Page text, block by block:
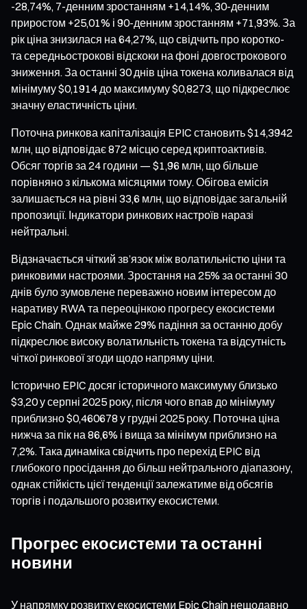
-28,74%, 7-денним зростанням +14,14%, 30-денним
приростом +25,01% і 90-денним зростанням +71,93%. За
рік ціна знизилася на 64,27%, що свідчить про коротко-
та середньострокові відскоки на фоні довгострокового
зниження. За останні 30 днів ціна токена коливалася від
мінімуму $0,1914 до максимуму $0,8273, що підкреслює
значну еластичність ціни.
Поточна ринкова капіталізація EPIC становить $14,3942
млн, що відповідає 872 місцю серед криптоактивів.
Обсяг торгів за 24 години — $1,96 млн, що більше
порівняно з кількома місяцями тому. Обігова емісія
залишається на рівні 33,6 млн, що відповідає загальній
пропозиції. Індикатори ринкових настроїв наразі
нейтральні.
Відзначається чіткий зв’язок між волатильністю ціни та
ринковими настроями. Зростання на 25% за останні 30
днів було зумовлене переважно новим інтересом до
наративу RWA та переоцінкою прогресу екосистеми
Epic Chain. Однак майже 29% падіння за останню добу
підкреслює високу волатильність токена та відсутність
чіткої ринкової згоди щодо напряму ціни.
Історично EPIC досяг історичного максимуму близько
$3,20 у серпні 2025 року, після чого впав до мінімуму
приблизно $0,460678 у грудні 2025 року. Поточна ціна
нижча за пік на 86,6% і вища за мінімум приблизно на
7,2%. Така динаміка свідчить про перехід EPIC від
глибокого просідання до більш нейтрального діапазону,
однак стійкість цієї тенденції залежатиме від обсягів
торгів і подальшого розвитку екосистеми.
Прогрес екосистеми та останні
новини
У напрямку розвитку екосистеми Epic Chain нещодавно